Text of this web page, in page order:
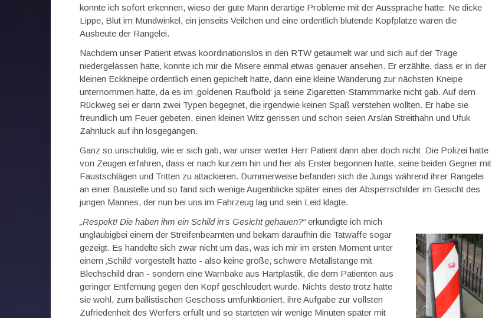
konnte ich sofort erkennen, wieso der gute Mann derartige Probleme mit der Aussprache hatte: Ne dicke
Lippe, Blut im Mundwinkel, ein jenseits Veilchen und eine ordentlich blutende Kopfplatze waren die
Ausbeute der Rangelei.
Nachdem unser Patient etwas koordinationslos in den RTW getaumelt war und sich auf der Trage
niedergelassen hatte, konnte ich mir die Misere einmal etwas genauer ansehen. Er erzählte, dass er in der
kleinen Eckkneipe ordentlich einen gepichelt hatte, dann eine kleine Wanderung zur nächsten Kneipe
unternommen hatte, da es im ‚goldenen Raufbold‘ ja seine Zigaretten-Stammmarke nicht gab. Auf dem
Rückweg sei er dann zwei Typen begegnet, die irgendwie keinen Spaß verstehen wollten. Er habe sie
freundlich um Feuer gebeten, einen kleinen Witz gerissen und schon seien Arslan Streithahn und Ufuk
Zahnluck auf ihn losgegangen.
Ganz so unschuldig, wie er sich gab, war unser werter Herr Patient dann aber doch nicht: Die Polizei hatte
von Zeugen erfahren, dass er nach kurzem hin und her als Erster begonnen hatte, seine beiden Gegner mit
Faustschlägen und Tritten zu attackieren. Dummerweise befanden sich die Jungs während ihrer Rangelei
an einer Baustelle und so fand sich wenige Augenblicke später eines der Absperrschilder im Gesicht des
jungen Mannes, der nun bei uns im Fahrzeug lag und sein Leid klagte.
„Respekt! Die haben ihm ein Schild in’s Gesicht gehauen?“erkundigte ich mich
ungläubigbei einem der Streifenbeamten und bekam daraufhin die Tatwaffe sogar
gezeigt. Es handelte sich zwar nicht um das, was ich mir im ersten Moment unter
einem ‚Schild‘ vorgestellt hatte - also keine große, schwere Metallstange mit
Blechschild dran - sondern eine Warnbake aus Hartplastik, die dem Patienten aus
geringer Entfernung gegen den Kopf geschleudert wurde. Nichts desto trotz hatte
sie wohl, zum ballistischen Geschoss umfunktioniert, ihre Aufgabe zur vollsten
Zufriedenheit des Werfers erfüllt und so starteten wir wenige Minuten später mit